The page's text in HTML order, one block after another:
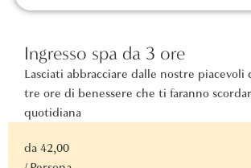
Ingresso spa da 3 ore
Lasciati abbracciare dalle nostre piacevoli
tre ore di benessere che ti faranno
quotidiana
da 42,00